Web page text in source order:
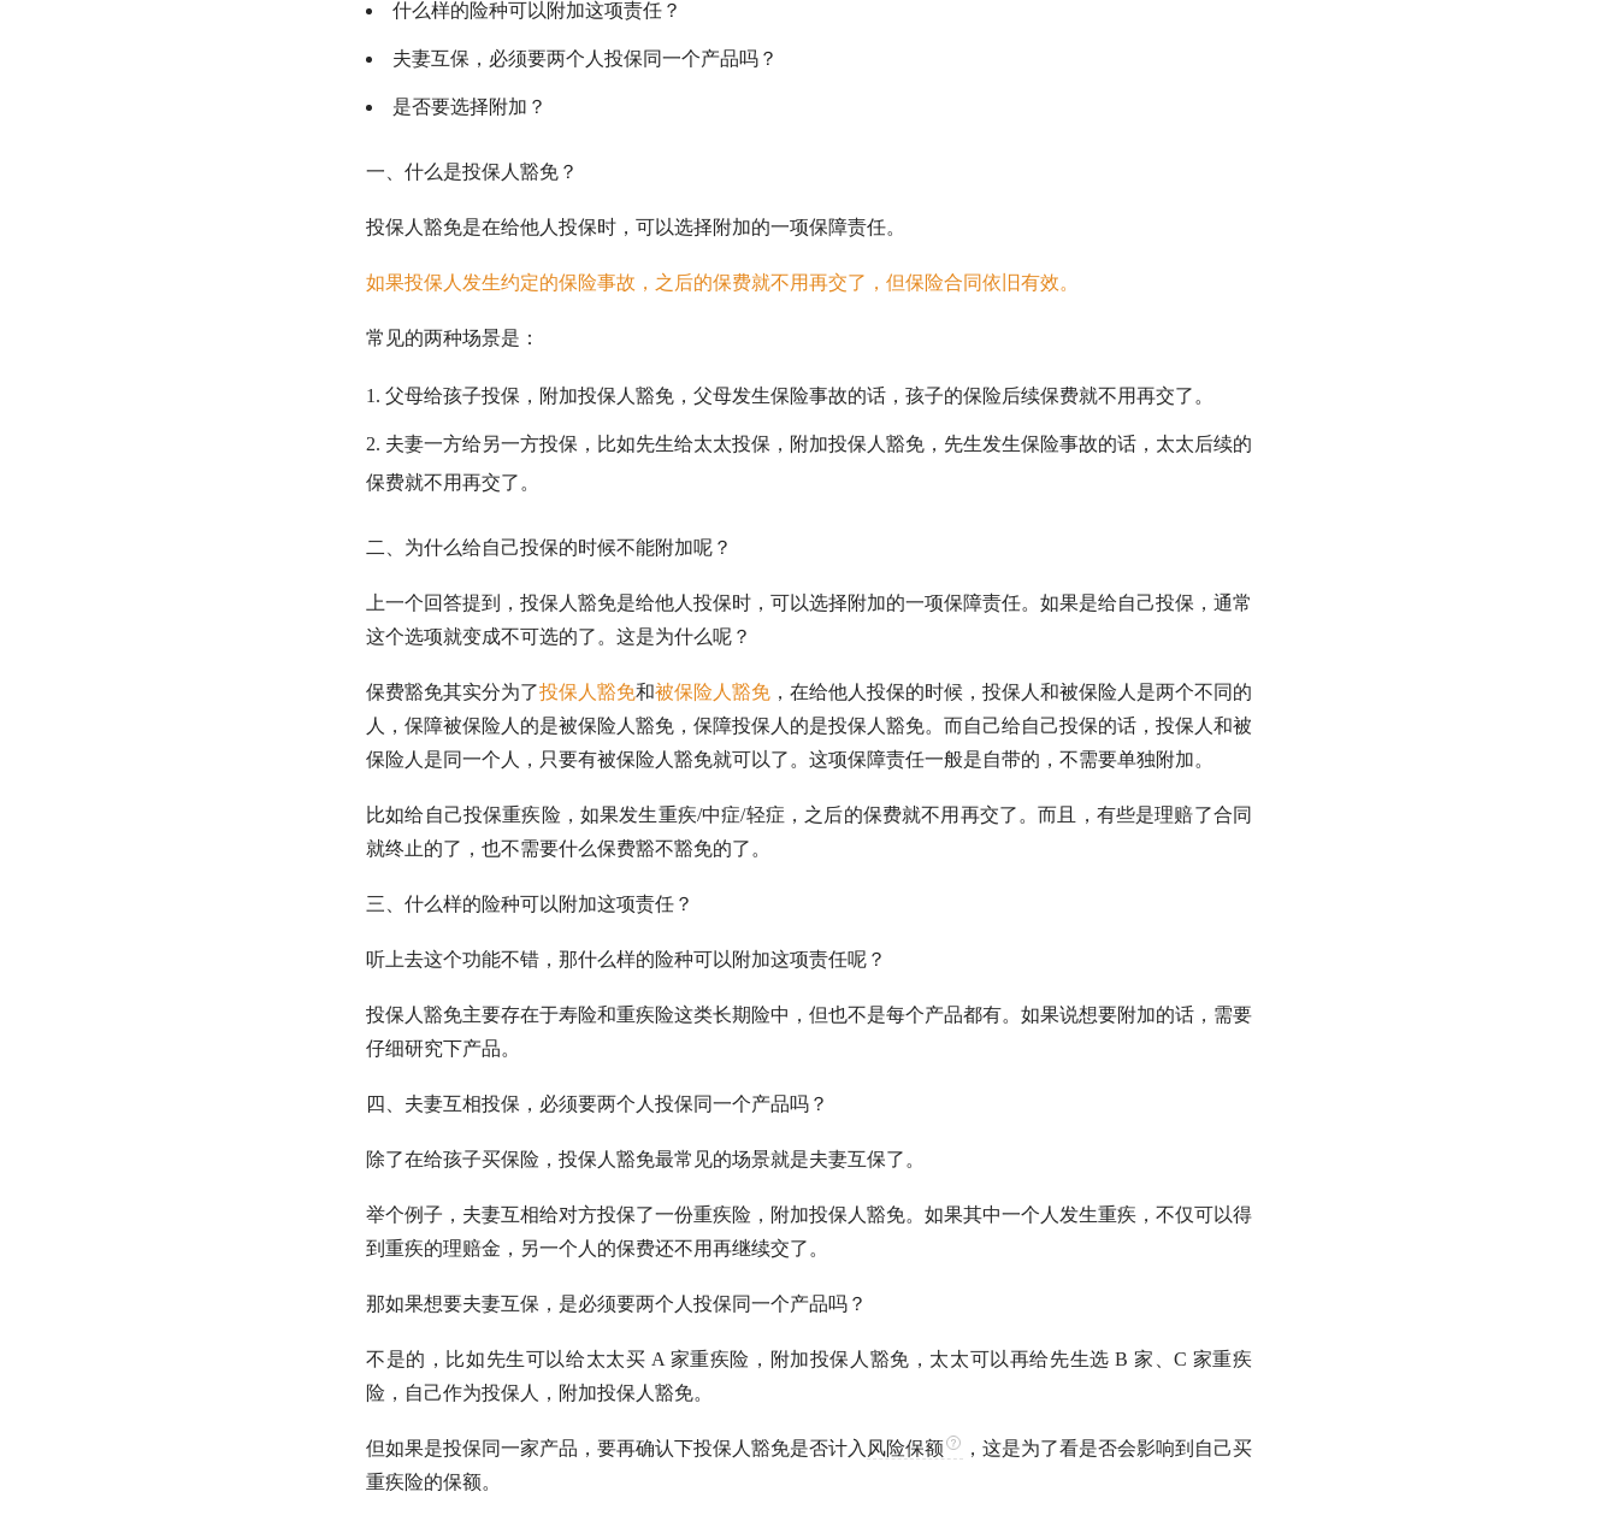
什么样的险种可以附加这项责任？
夫妻互保，必须要两个人投保同一个产品吗？
是否要选择附加？
一、什么是投保人豁免？
投保人豁免是在给他人投保时，可以选择附加的一项保障责任。
如果投保人发生约定的保险事故，之后的保费就不用再交了，但保险合同依旧有效。
常见的两种场景是：
父母给孩子投保，附加投保人豁免，父母发生保险事故的话，孩子的保险后续保费就不用再交了。
夫妻一方给另一方投保，比如先生给太太投保，附加投保人豁免，先生发生保险事故的话，太太后续的
保费就不用再交了。
二、为什么给自己投保的时候不能附加呢？
上一个回答提到，投保人豁免是给他人投保时，可以选择附加的一项保障责任。如果是给自己投保，通常
这个选项就变成不可选的了。这是为什么呢？
保费豁免其实分为了投保人豁免和被保险人豁免 ，在给他人投保的时候，投保人和被保险人是两个不同的
人，保障被保险人的是被保险人豁免，保障投保人的是投保人豁免。而自己给自己投保的话，投保人和被
保险人是同一个人，只要有被保险人豁免就可以了。这项保障责任一般是自带的，不需要单独附加。
比如给自己投保重疾险，如果发生重疾/中症/轻症，之后的保费就不用再交了。而且，有些是理赔了合同
就终止的了，也不需要什么保费豁不豁免的了。
三、什么样的险种可以附加这项责任？
听上去这个功能不错，那什么样的险种可以附加这项责任呢？
投保人豁免主要存在于寿险和重疾险这类长期险中，但也不是每个产品都有。如果说想要附加的话，需要
仔细研究下产品。
四、夫妻互相投保，必须要两个人投保同一个产品吗？
除了在给孩子买保险，投保人豁免最常见的场景就是夫妻互保了。
举个例子，夫妻互相给对方投保了一份重疾险，附加投保人豁免。如果其中一个人发生重疾，不仅可以得
到重疾的理赔金，另一个人的保费还不用再继续交了。
那如果想要夫妻互保，是必须要两个人投保同一个产品吗？
不是的，比如先生可以给太太买 A 家重疾险，附加投保人豁免，太太可以再给先生选 B 家、C 家重疾
险，自己作为投保人，附加投保人豁免。
但如果是投保同一家产品，要再确认下投保人豁免是否计入 风险保额
，这是为了看是否会影响到自己买
重疾险的保额。